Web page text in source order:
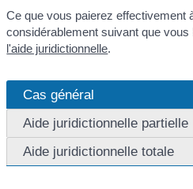
Ce que vous paierez effectivement
considérablement suivant que vous
l'aide juridictionnelle.
Cas général
Aide juridictionnelle partielle
Aide juridictionnelle totale